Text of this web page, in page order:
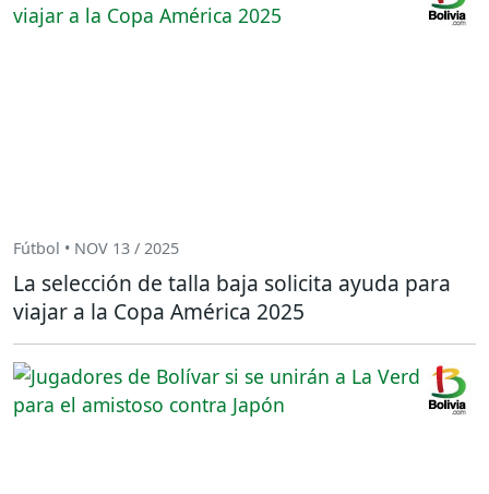
Fútbol • NOV 13 / 2025
La selección de talla baja solicita ayuda para
viajar a la Copa América 2025